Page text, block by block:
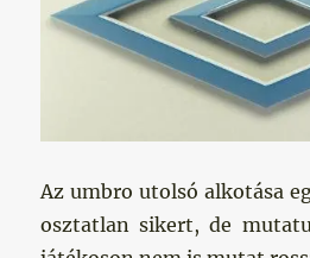
Az umbro utolsó alkotása
osztatlan sikert, de